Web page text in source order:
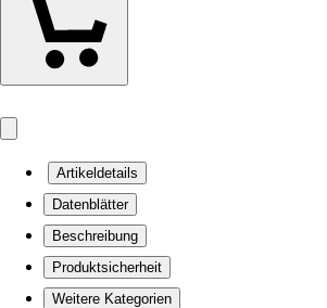
Artikeldetails
Datenblätter
Beschreibung
Produktsicherheit
Weitere Kategorien